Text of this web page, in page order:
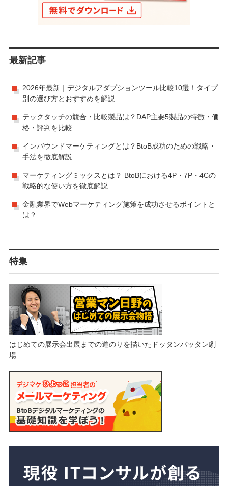
最新記事
2026年最新｜デジタルアダプションツール比較10選！タイプ
別の選び方とおすすめを解説
テックタッチの競合・比較製品は？DAP主要5製品の特徴・価
格・評判を比較
インバウンドマーケティングとは？BtoB成功のための戦略・
手法を徹底解説
マーケティングミックスとは？ BtoBにおける4P・7P・4Cの
戦略的な使い方を徹底解説
金融業界でWebマーケティング施策を成功させるポイントと
は？
特集
はじめての展示会出展までの道のりを描いたドッタンバッタン劇
場